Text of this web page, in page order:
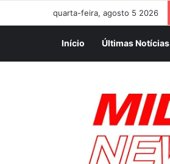
quarta-feira, agosto 5 2026
Início Últimas Notícias